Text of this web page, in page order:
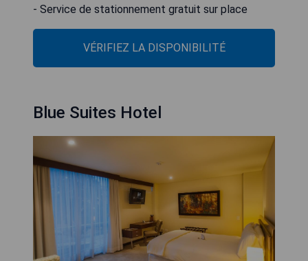
- Service de stationnement gratuit sur place
VÉRIFIEZ LA DISPONIBILITÉ
Blue Suites Hotel